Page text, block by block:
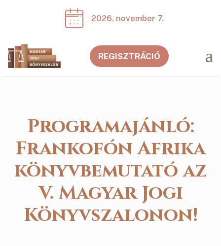
2026. november 7.
REGISZTRÁCIÓ a
Programajánló:
Frankofón Afrika
könyvbemutató az
V. Magyar Jogi
Könyvszalonon!